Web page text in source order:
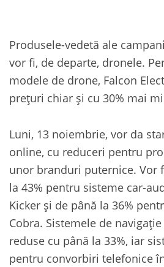
Produsele-vedetă ale
vor fi, de departe, dronele.
modele de drone, Falcon
prețuri chiar și cu 30% mai
Luni, 13 noiembrie, vor da
online, cu reduceri pentru
unor branduri puternice. Vor
la 43% pentru sisteme car-
Kicker și de până la 36%
Cobra. Sistemele de
reduse cu până la 33%, iar
pentru convorbiri telefonice